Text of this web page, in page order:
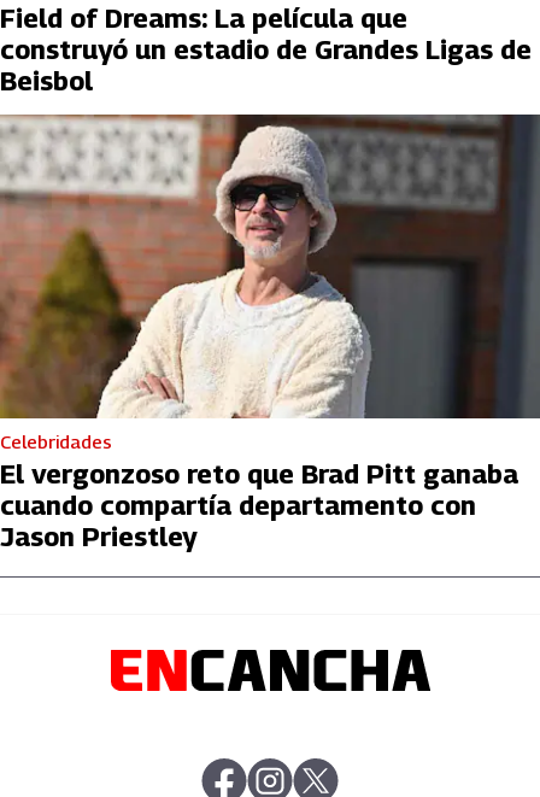
Field of Dreams: La película que
construyó un estadio de Grandes Ligas de
Beisbol
Celebridades
El vergonzoso reto que Brad Pitt ganaba
cuando compartía departamento con
Jason Priestley
abre en nueva pestaña
abre en nueva pestaña